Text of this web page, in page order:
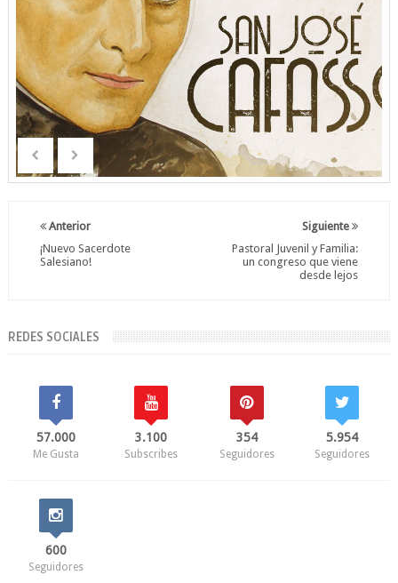
Siguiente
Pastoral Juvenil y Familia:
un congreso que viene
desde lejos
Anterior
¡Nuevo Sacerdote
Salesiano!
REDES SOCIALES
57.000
Me Gusta
3.100
Subscribes
354
Seguidores
5.954
Seguidores
600
Seguidores